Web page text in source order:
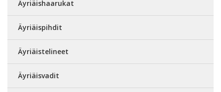
Äyriäishaarukat
Äyriäispihdit
Äyriäistelineet
Äyriäisvadit